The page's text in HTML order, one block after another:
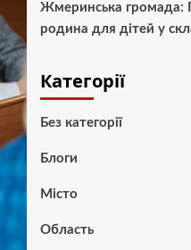
Жмеринська громада:
родина для дітей у
Категорії
Без категорії
Блоги
Місто
Область